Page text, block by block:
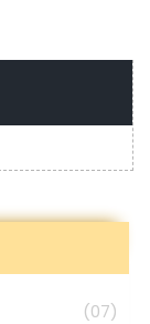
(07)